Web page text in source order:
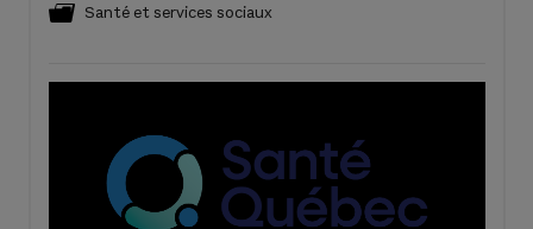
Santé et services sociaux